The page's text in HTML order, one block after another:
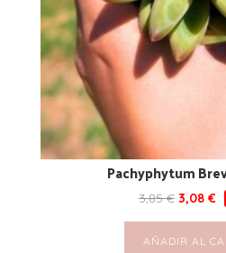
Pachyphytum
3,85€ 3,08 €
AÑADIR AL